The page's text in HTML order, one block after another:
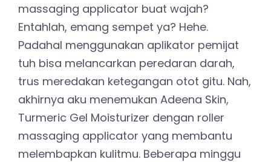
massaging applicator buat wajah?
Entahlah, emang sempet ya? Hehe.
Padahal menggunakan aplikator pemijat
tuh bisa melancarkan peredaran darah,
trus meredakan ketegangan otot gitu. Nah,
akhirnya aku menemukan Adeena Skin,
Turmeric Gel Moisturizer dengan roller
massaging applicator yang membantu
melembapkan kulitmu. Beberapa minggu